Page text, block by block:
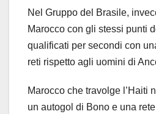
Nel Gruppo del Brasile,
Marocco con gli stessi punti
qualificati per secondi con
reti rispetto agli uomini di
Marocco che travolge l’Haiti
un autogol di Bono e una